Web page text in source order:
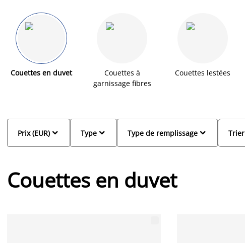
Couettes en duvet
Couettes à
garnissage fibres
Couettes lestées

Prix (EUR) 
Type 
Type de remplissage
Couettes en duvet